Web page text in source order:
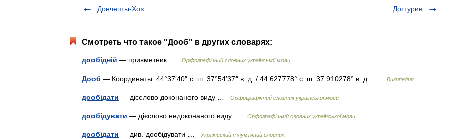
Дончепты-Хох
Доттурие
Смотреть что такое "Дооб" в других словарях:
дообідній — прикметник … Орфографічний словник української мови
Дооб — Координаты: 44°37′40″ с. ш. 37°54′37″ в. д. / 44.627778° с. ш. 37.910278° в. д. … Википедия
дообідати — дієслово доконаного виду … Орфографічний словник української мови
дообідувати — дієслово недоконаного виду … Орфографічний словник української мови
дообідати — див. дообідувати … Український тлумачний словник